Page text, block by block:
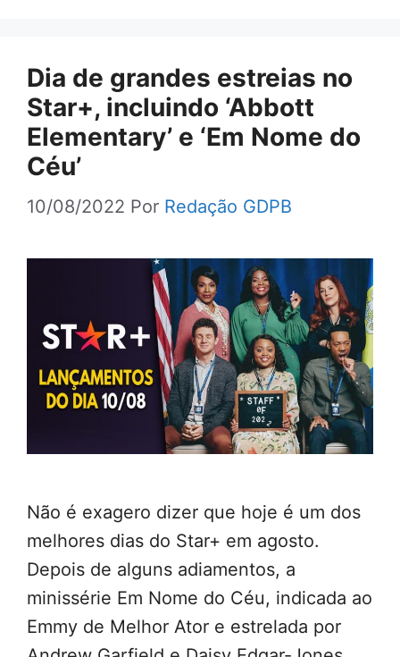
Dia de grandes estreias no
Star+, incluindo ‘Abbott
Elementary’ e ‘Em Nome do
Céu’
10/08/2022 Por Redação GDPB
Não é exagero dizer que hoje é um dos
melhores dias do Star+ em agosto.
Depois de alguns adiamentos, a
minissérie Em Nome do Céu, indicada ao
Emmy de Melhor Ator e estrelada por